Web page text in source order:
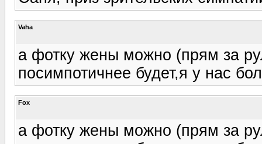
Vaha
а фотку жены можно (прям за
посимпотичнее будет,я у нас
Fox
а фотку жены можно (прям за